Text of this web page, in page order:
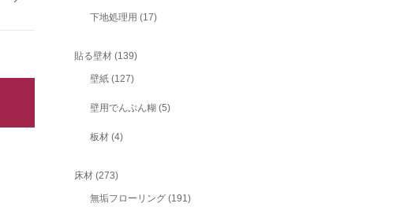
下地処理用 (17)
貼る壁材 (139)
壁紙 (127)
壁用でんぷん糊 (5)
板材 (4)
床材 (273)
無垢フローリング (191)